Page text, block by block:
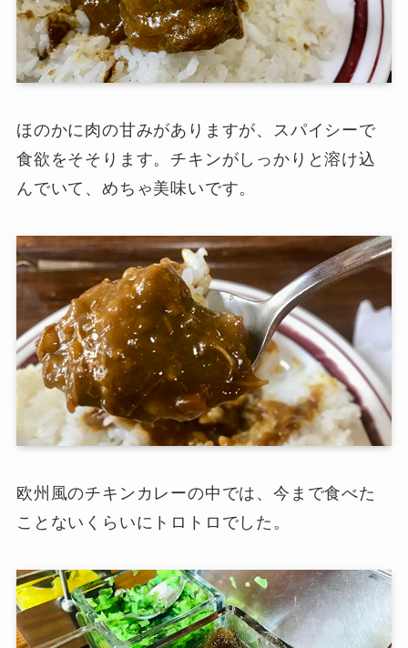
ほのかに肉の甘みがありますが、スパイシーで
食欲をそそります。チキンがしっかりと溶け込
んでいて、めちゃ美味いです。
欧州風のチキンカレーの中では、今まで食べた
ことないくらいにトロトロでした。